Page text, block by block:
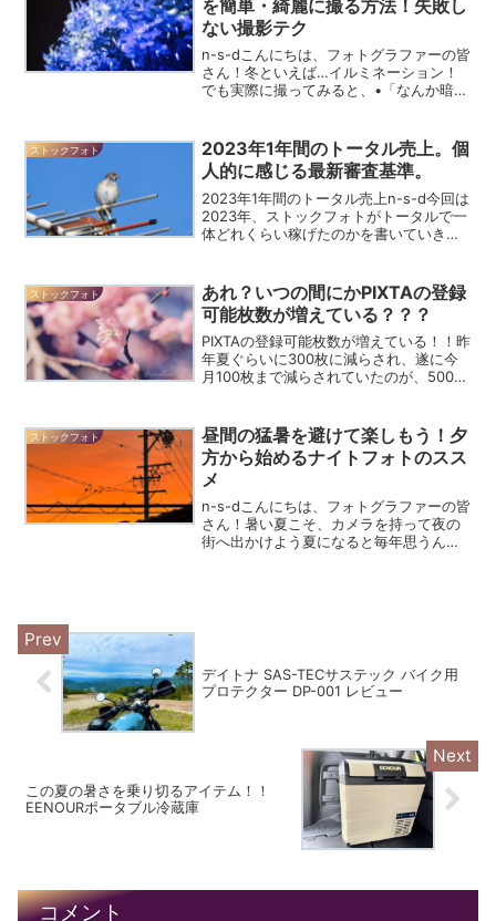
を簡単・綺麗に撮る方法！失敗し
ない撮影テク
n-s-dこんにちは、フォトグラファーの皆
さん！冬といえば…イルミネーション！
でも実際に撮ってみると、•「なんか暗
心してください。ちょっとしたコツだけ
で、誰でも“映え...
ストックフォト
2023年1年間のトータル売上。個
人的に感じる最新審査基準。
2023年1年間のトータル売上n-s-d今回は
2023年、ストックフォトがトータルで一
体どれくらい稼げたのかを書いていきた
るのか？また、他の人がどれくらい稼い
でいるのか...
ストックフォト
あれ？いつの間にかPIXTAの登録
可能枚数が増えている？？？
PIXTAの登録可能枚数が増えている！！昨
年夏ぐらいに300枚に減らされ、遂に今
月100枚まで減らされていたのが、500枚
で、月に50枚程度しかアップロードして
なかった...
ストックフォト
昼間の猛暑を避けて楽しもう！夕
方から始めるナイトフォトのスス
メ
n-s-dこんにちは、フォトグラファーの皆
さん！暑い夏こそ、カメラを持って夜の
街へ出かけよう夏になると毎年思うんで
デイトナ SAS-TECサステック バイク用
プロテクター DP-001 レビュー
この夏の暑さを乗り切るアイテム！！
EENOURポータブル冷蔵庫
コメント